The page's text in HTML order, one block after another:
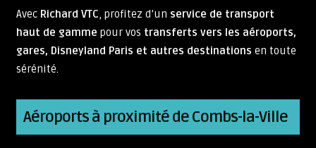
Avec Richard VTC, profitez d’un service de transport
haut de gamme pour vos transferts vers les aéroports,
gares, Disneyland Paris et autres destinations en toute
sérénité.
Aéroports à proximité de Combs-la-Ville